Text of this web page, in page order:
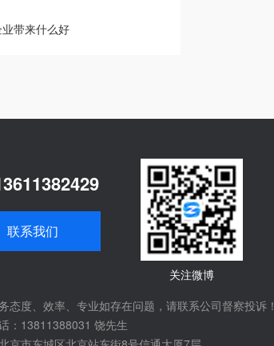
带来什么好
联系我们
关注微博
态度、效率、专业如存在问题，请联系公司督察投诉！
：13811388031 饶先生